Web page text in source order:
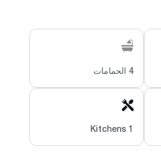
4 الحمامات
1 Kitchens